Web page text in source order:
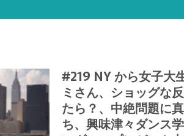
#219 NY から女子大
ミさん、ショッグな
たら？、中絶問題に
ち、興味津々ダンス